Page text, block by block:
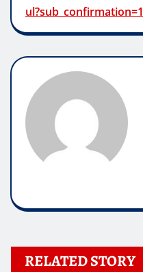
ul?sub_confirmation=1
RELATED STORY